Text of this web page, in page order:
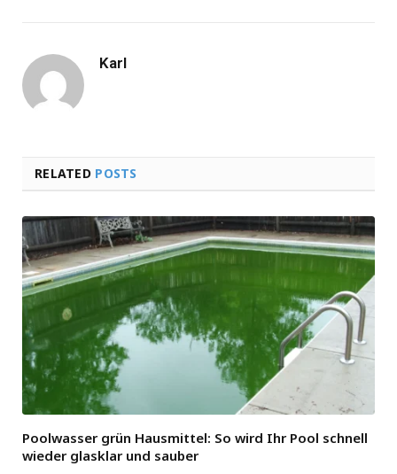
Karl
RELATED POSTS
Poolwasser grün Hausmittel: So wird Ihr Pool schnell
wieder glasklar und sauber